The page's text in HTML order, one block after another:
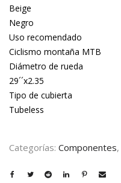
Beige
Negro
Uso recomendado
Ciclismo montaña MTB
Diámetro de rueda
29´´x2.35
Tipo de cubierta
Tubeless
Categorías: Componentes,